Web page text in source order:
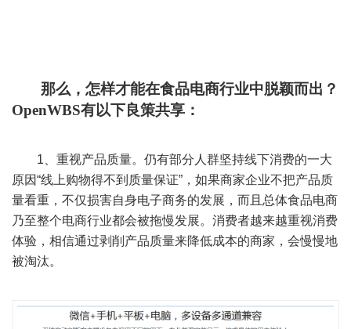
那么，怎样才能在食品电商行业中脱颖而出？
OpenWBS有以下良策共享：
1、 重视产品质量。仍有部分人群坚持线下消费的一大
原因“线上购物得不到质量保证” ，如果商家企业不把产品质
量看重，不仅损害自身电子商务的发展，而且总体食品电商
乃至整个电商行业都会被拖慢发展。消费者越来越重视消费
体验，相信通过剥削产品质量来降低成本的商家，会慢慢地
被淘汰。